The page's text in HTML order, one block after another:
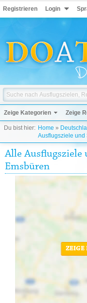
Registrieren Login
Zeige Kategorien Zeige
Du bist hier: Home »
Ausflugsziele und
Alle Ausflugsziele
Emsbüren
ZEIGE